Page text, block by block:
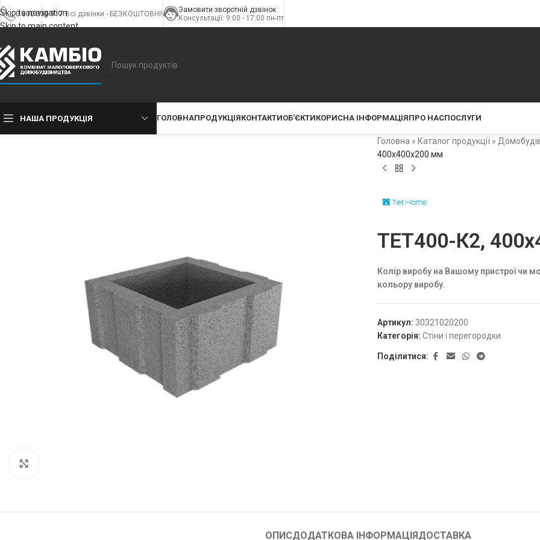
Skip to navigation
Skip to main content
0 800 330 917Всі дзвінки - БЕЗКОШТОВНІ!
Замовити зворотній дзвінок
Консультації: 9:00 - 17:00 пн-пт
НАША ПРОДУКЦІЯ ГОЛОВНАПРОДУКЦІЯКОНТАКТИОБ’ЄКТИКОРИСНА ІНФОРМАЦІЯПРО НАСПОСЛУГИ
Головна » Каталог продукції»
400x400x200 мм
ТЕТ400-К2,
Колір виробу на Вашому пристрої чи
кольору виробу.
Артикул: 30321020200
Категорія: Стіни і перегородки
Поділитися:
ОПИСДОДАТКОВА ІНФОРМАЦІЯДОСТАВКА